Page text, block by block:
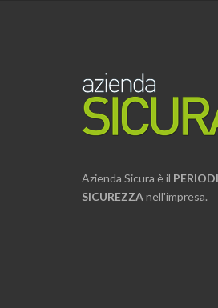
Azienda Sicura è il
SICUREZZAnell'impresa.